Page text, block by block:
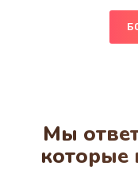
Мы
которые